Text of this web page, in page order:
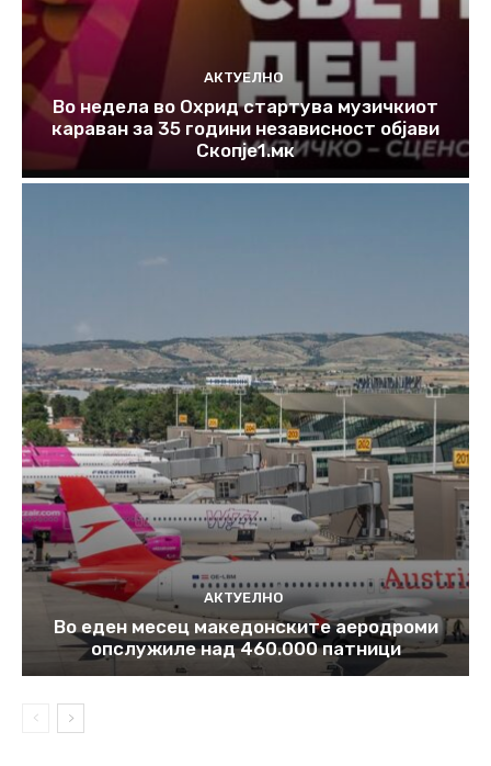
АКТУЕЛНО
Во недела во Охрид стартува музичкиот
караван за 35 години независност објави
Скопје1.мк
АКТУЕЛНО
Во еден месец македонските аеродроми
опслужиле над 460.000 патници